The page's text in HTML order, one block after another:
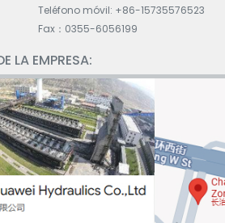
Teléfono móvil: +86-15735576523
Fax：0355-6056199
LA EMPRESA: